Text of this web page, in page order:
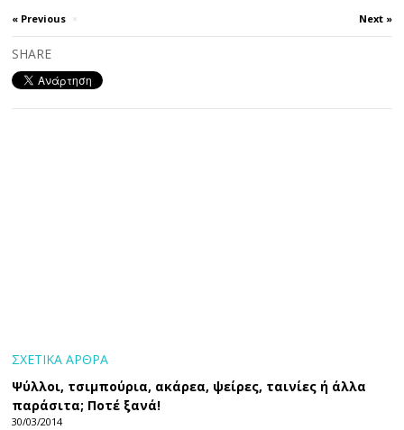
« Previous × Next »
SHARE
ΣΧΕΤΙΚΑ ΑΡΘΡΑ
Ψύλλοι, τσιμπούρια, ακάρεα, ψείρες, ταινίες ή άλλα
παράσιτα; Ποτέ ξανά!
30/03/2014